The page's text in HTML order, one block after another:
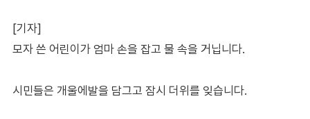
[기자]
모자 쓴 어린이가 엄마 손을 잡고 물 속을 거닙니다.
시민들은 개울에발을 담그고 잠시 더위를 잊습니다.